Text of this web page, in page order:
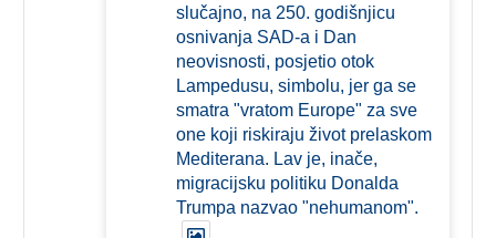
slučajno, na 250. godišnjicu
osnivanja SAD-a i Dan
neovisnosti, posjetio otok
Lampedusu, simbolu, jer ga se
smatra "vratom Europe" za sve
one koji riskiraju život prelaskom
Mediterana. Lav je, inače,
migracijsku politiku Donalda
Trumpa nazvao "nehumanom".